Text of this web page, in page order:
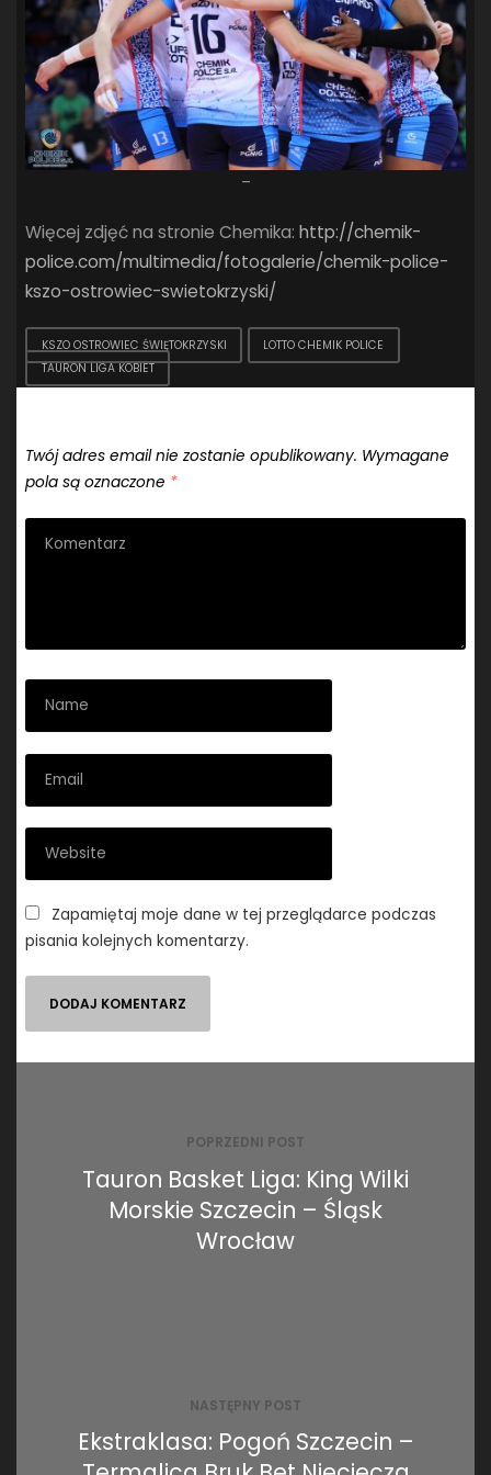
–
Więcej zdjęć na stronie Chemika:http://chemik-
police.com/multimedia/fotogalerie/chemik-police-
kszo-ostrowiec-swietokrzyski/
KSZO OSTROWIEC ŚWIĘTOKRZYSKI
LOTTO CHEMIK POLICE
TAURON LIGA KOBIET
Twój adres email nie zostanie opublikowany. Wymagane
pola są oznaczone *
Zapamiętaj moje dane w tej przeglądarce podczas
pisania kolejnych komentarzy.
POPRZEDNI POST
Tauron Basket Liga: King Wilki
Morskie Szczecin – Śląsk
Wrocław
NASTĘPNY POST
Ekstraklasa: Pogoń Szczecin –